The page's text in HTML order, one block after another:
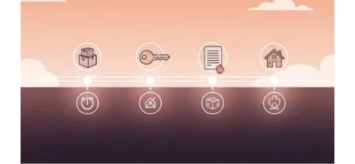
Número de habitaciones
Número de baños
Número de baños